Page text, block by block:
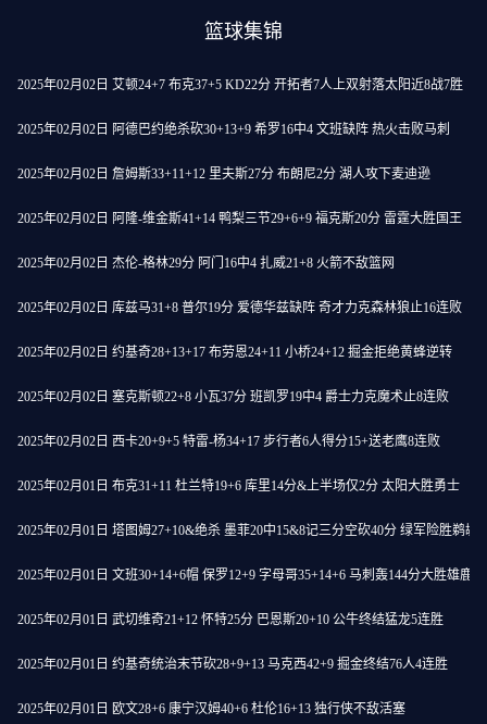
篮球集锦
2025年02月02日 艾顿24+7 布克37+5 KD22分 开拓者7人上双射落太阳近8战7胜
2025年02月02日 阿德巴约绝杀砍30+13+9 希罗16中4 文班缺阵 热火击败马刺
2025年02月02日 詹姆斯33+11+12 里夫斯27分 布朗尼2分 湖人攻下麦迪逊
2025年02月02日 阿隆-维金斯41+14 鸭梨三节29+6+9 福克斯20分 雷霆大胜国王
2025年02月02日 杰伦-格林29分 阿门16中4 扎威21+8 火箭不敌篮网
2025年02月02日 库兹马31+8 普尔19分 爱德华兹缺阵 奇才力克森林狼止16连败
2025年02月02日 约基奇28+13+17 布劳恩24+11 小桥24+12 掘金拒绝黄蜂逆转
2025年02月02日 塞克斯顿22+8 小瓦37分 班凯罗19中4 爵士力克魔术止8连败
2025年02月02日 西卡20+9+5 特雷-杨34+17 步行者6人得分15+送老鹰8连败
2025年02月01日 布克31+11 杜兰特19+6 库里14分&上半场仅2分 太阳大胜勇士
2025年02月01日 塔图姆27+10&绝杀 墨菲20中15&8记三分空砍40分 绿军险胜鹈鹕
2025年02月01日 文班30+14+6帽 保罗12+9 字母哥35+14+6 马刺轰144分大胜雄鹿
2025年02月01日 武切维奇21+12 怀特25分 巴恩斯20+10 公牛终结猛龙5连胜
2025年02月01日 约基奇统治末节砍28+9+13 马克西42+9 掘金终结76人4连胜
2025年02月01日 欧文28+6 康宁汉姆40+6 杜伦16+13 独行侠不敌活塞